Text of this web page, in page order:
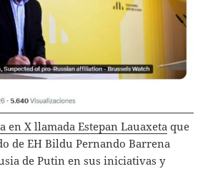
en X llamada Estepan Lauaxeta que
de EH Bildu Pernando Barrena
de Putin en sus iniciativas y